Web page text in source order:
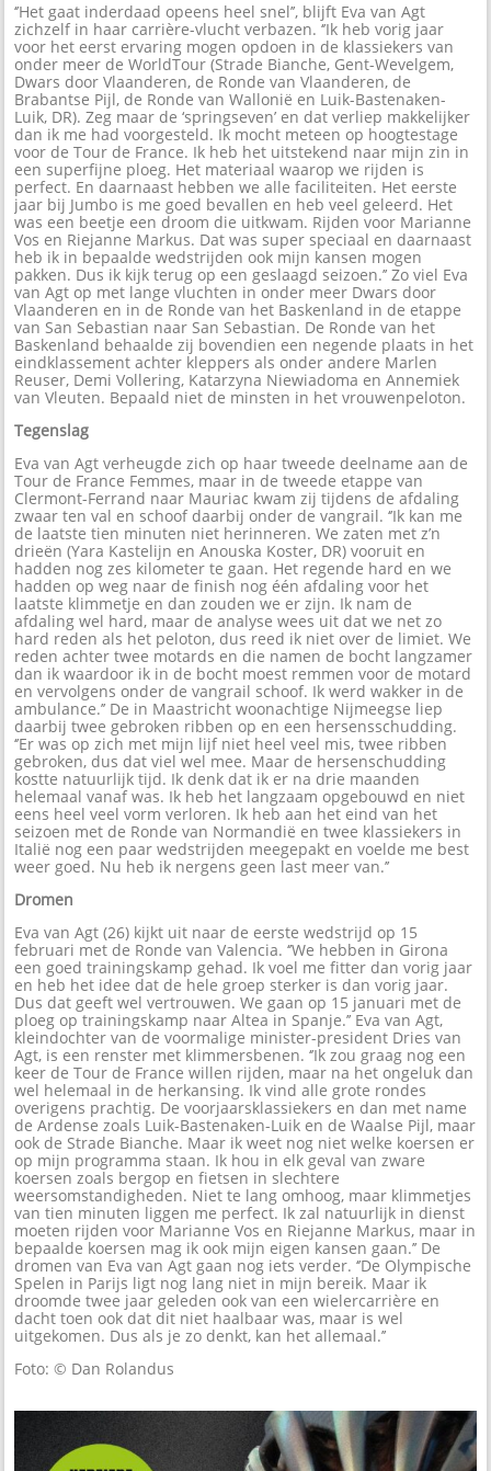
‘’Het gaat inderdaad opeens heel snel’’, blijft Eva van Agt
zichzelf in haar carrière-vlucht verbazen. ‘’Ik heb vorig jaar
voor het eerst ervaring mogen opdoen in de klassiekers van
onder meer de WorldTour (Strade Bianche, Gent-Wevelgem,
Dwars door Vlaanderen, de Ronde van Vlaanderen, de
Brabantse Pijl, de Ronde van Wallonië en Luik-Bastenaken-
Luik, DR). Zeg maar de ‘springseven’ en dat verliep makkelijker
dan ik me had voorgesteld. Ik mocht meteen op hoogtestage
voor de Tour de France. Ik heb het uitstekend naar mijn zin in
een superfijne ploeg. Het materiaal waarop we rijden is
perfect. En daarnaast hebben we alle faciliteiten. Het eerste
jaar bij Jumbo is me goed bevallen en heb veel geleerd. Het
was een beetje een droom die uitkwam. Rijden voor Marianne
Vos en Riejanne Markus. Dat was super speciaal en daarnaast
heb ik in bepaalde wedstrijden ook mijn kansen mogen
pakken. Dus ik kijk terug op een geslaagd seizoen.’’ Zo viel Eva
van Agt op met lange vluchten in onder meer Dwars door
Vlaanderen en in de Ronde van het Baskenland in de etappe
van San Sebastian naar San Sebastian. De Ronde van het
Baskenland behaalde zij bovendien een negende plaats in het
eindklassement achter kleppers als onder andere Marlen
Reuser, Demi Vollering, Katarzyna Niewiadoma en Annemiek
van Vleuten. Bepaald niet de minsten in het vrouwenpeloton.
Tegenslag
Eva van Agt verheugde zich op haar tweede deelname aan de
Tour de France Femmes, maar in de tweede etappe van
Clermont-Ferrand naar Mauriac kwam zij tijdens de afdaling
zwaar ten val en schoof daarbij onder de vangrail. ‘’Ik kan me
de laatste tien minuten niet herinneren. We zaten met z’n
drieën (Yara Kastelijn en Anouska Koster, DR) vooruit en
hadden nog zes kilometer te gaan. Het regende hard en we
hadden op weg naar de finish nog één afdaling voor het
laatste klimmetje en dan zouden we er zijn. Ik nam de
afdaling wel hard, maar de analyse wees uit dat we net zo
hard reden als het peloton, dus reed ik niet over de limiet. We
reden achter twee motards en die namen de bocht langzamer
dan ik waardoor ik in de bocht moest remmen voor de motard
en vervolgens onder de vangrail schoof. Ik werd wakker in de
ambulance.’’ De in Maastricht woonachtige Nijmeegse liep
daarbij twee gebroken ribben op en een hersensschudding.
‘’Er was op zich met mijn lijf niet heel veel mis, twee ribben
gebroken, dus dat viel wel mee. Maar de hersenschudding
kostte natuurlijk tijd. Ik denk dat ik er na drie maanden
helemaal vanaf was. Ik heb het langzaam opgebouwd en niet
eens heel veel vorm verloren. Ik heb aan het eind van het
seizoen met de Ronde van Normandië en twee klassiekers in
Italië nog een paar wedstrijden meegepakt en voelde me best
weer goed. Nu heb ik nergens geen last meer van.’’
Dromen
Eva van Agt (26) kijkt uit naar de eerste wedstrijd op 15
februari met de Ronde van Valencia. ‘’We hebben in Girona
een goed trainingskamp gehad. Ik voel me fitter dan vorig jaar
en heb het idee dat de hele groep sterker is dan vorig jaar.
Dus dat geeft wel vertrouwen. We gaan op 15 januari met de
ploeg op trainingskamp naar Altea in Spanje.’’ Eva van Agt,
kleindochter van de voormalige minister-president Dries van
Agt, is een renster met klimmersbenen. ‘’Ik zou graag nog een
keer de Tour de France willen rijden, maar na het ongeluk dan
wel helemaal in de herkansing. Ik vind alle grote rondes
overigens prachtig. De voorjaarsklassiekers en dan met name
de Ardense zoals Luik-Bastenaken-Luik en de Waalse Pijl, maar
ook de Strade Bianche. Maar ik weet nog niet welke koersen er
op mijn programma staan. Ik hou in elk geval van zware
koersen zoals bergop en fietsen in slechtere
weersomstandigheden. Niet te lang omhoog, maar klimmetjes
van tien minuten liggen me perfect. Ik zal natuurlijk in dienst
moeten rijden voor Marianne Vos en Riejanne Markus, maar in
bepaalde koersen mag ik ook mijn eigen kansen gaan.’’ De
dromen van Eva van Agt gaan nog iets verder. ‘’De Olympische
Spelen in Parijs ligt nog lang niet in mijn bereik. Maar ik
droomde twee jaar geleden ook van een wielercarrière en
dacht toen ook dat dit niet haalbaar was, maar is wel
uitgekomen. Dus als je zo denkt, kan het allemaal.’’
Foto: © Dan Rolandus